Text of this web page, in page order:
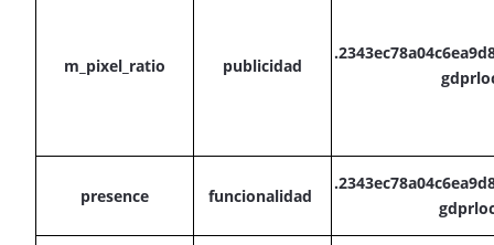
m_pixel_ratio publicidad
presence funcionalidad